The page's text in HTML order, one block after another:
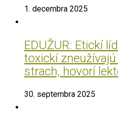
1. decembra 2025
EDUŽUR: Etickí
toxickí
strach, hovorí
30. septembra 2025